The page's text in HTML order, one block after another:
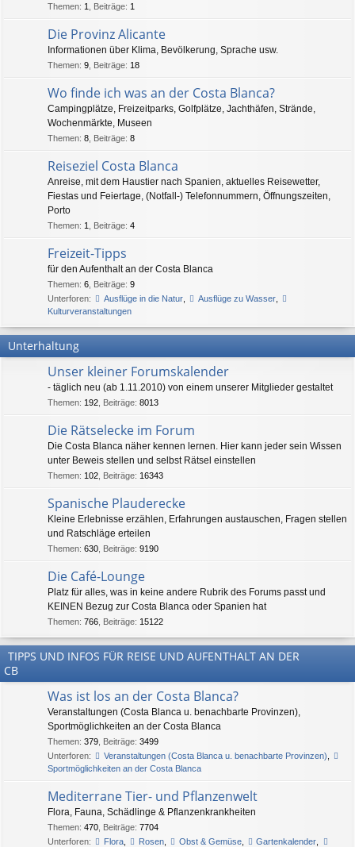
Themen: 1 Beiträge: 1
Die Provinz Alicante
Informationen über Klima, Bevölkerung, Sprache usw.
Themen: 9 Beiträge: 18
Wo finde ich was an der Costa Blanca?
Campingplätze, Freizeitparks, Golfplätze, Jachthäfen, Strände,
Wochenmärkte, Museen
Themen: 8 Beiträge: 8
Reiseziel Costa Blanca
Anreise, mit dem Haustier nach Spanien, aktuelles Reisewetter,
Fiestas und Feiertage, (Notfall-) Telefonnummern, Öffnungszeiten,
Porto
Themen: 1 Beiträge: 4
Freizeit-Tipps
für den Aufenthalt an der Costa Blanca
Themen: 6 Beiträge: 9
Unterforen:
Ausflüge in die Natur, Ausflüge zu Wasser,
Kulturveranstaltungen
Unterhaltung
Unser kleiner Forumskalender
- täglich neu (ab 1.11.2010) von einem unserer Mitglieder gestaltet
Themen: 192 Beiträge: 8013
Die Rätselecke im Forum
Die Costa Blanca näher kennen lernen. Hier kann jeder sein Wissen
unter Beweis stellen und selbst Rätsel einstellen
Themen: 102 Beiträge: 16343
Spanische Plauderecke
Kleine Erlebnisse erzählen, Erfahrungen austauschen, Fragen stellen
und Ratschläge erteilen
Themen: 630 Beiträge: 9190
Die Café-Lounge
Platz für alles, was in keine andere Rubrik des Forums passt und
KEINEN Bezug zur Costa Blanca oder Spanien hat
Themen: 766 Beiträge: 15122
TIPPS UND INFOS FÜR REISE UND AUFENTHALT AN DER
CB
Was ist los an der Costa Blanca?
Veranstaltungen (Costa Blanca u. benachbarte Provinzen),
Sportmöglichkeiten an der Costa Blanca
Themen: 379 Beiträge: 3499
Unterforen:
Veranstaltungen (Costa Blanca u. benachbarte Provinzen)
Sportmöglichkeiten an der Costa Blanca
Mediterrane Tier- und Pflanzenwelt
Flora, Fauna, Schädlinge & Pflanzenkrankheiten
Themen: 470 Beiträge: 7704
Unterforen:
Flora, Rosen, Obst & Gemüse, Gartenkalender